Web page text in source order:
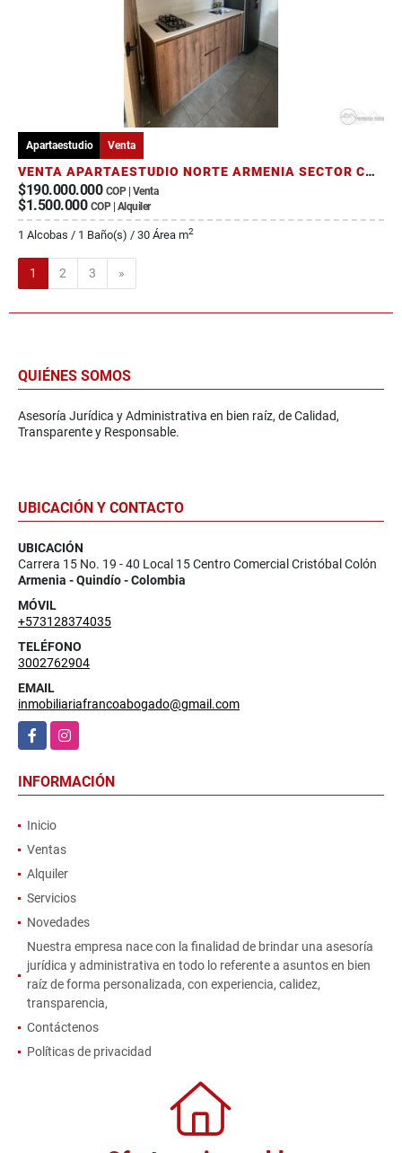
Apartaestudio Venta
VENTA APARTAESTUDIO NORTE ARMENIA SECTOR COINCA SAO
$190.000.000 COP | Venta
$1.500.000 COP | Alquiler
1 Alcobas / 1 Baño(s) / 30 Área m2
1 2 3 »
QUIÉNES SOMOS
Asesoría Jurídica y Administrativa en bien raíz, de Calidad,
Transparente y Responsable.
UBICACIÓN Y CONTACTO
UBICACIÓN
Carrera 15 No. 19 - 40 Local 15 Centro Comercial Cristóbal Colón
Armenia - Quindío - Colombia
MÓVIL
+573128374035
TELÉFONO
3002762904
EMAIL
inmobiliariafrancoabogado@gmail.com
FacebookInstagram
INFORMACIÓN
Inicio
Ventas
Alquiler
Servicios
Novedades
Nuestra empresa nace con la finalidad de brindar una asesoría
jurídica y administrativa en todo lo referente a asuntos en bien
raíz de forma personalizada, con experiencia, calidez,
transparencia,
Contáctenos
Políticas de privacidad